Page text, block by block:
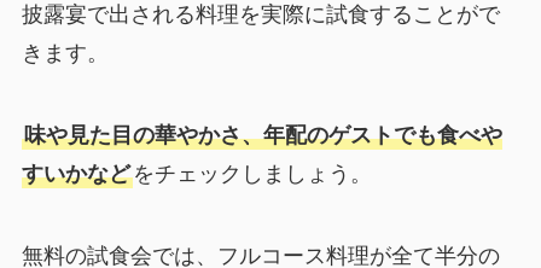
披露宴で出される料理を実際に試食することがで
きます。
味や見た目の華やかさ、年配のゲストでも食べや
すいかなどをチェックしましょう。
無料の試食会では、フルコース料理が全て半分の